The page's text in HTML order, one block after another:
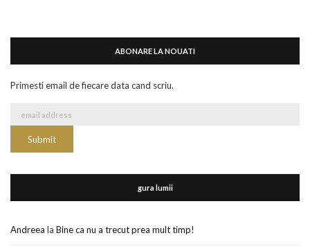
ABONARE LA NOUATI
Primesti email de fiecare data cand scriu.
gura lumii
Andreea la Bine ca nu a trecut prea mult timp!